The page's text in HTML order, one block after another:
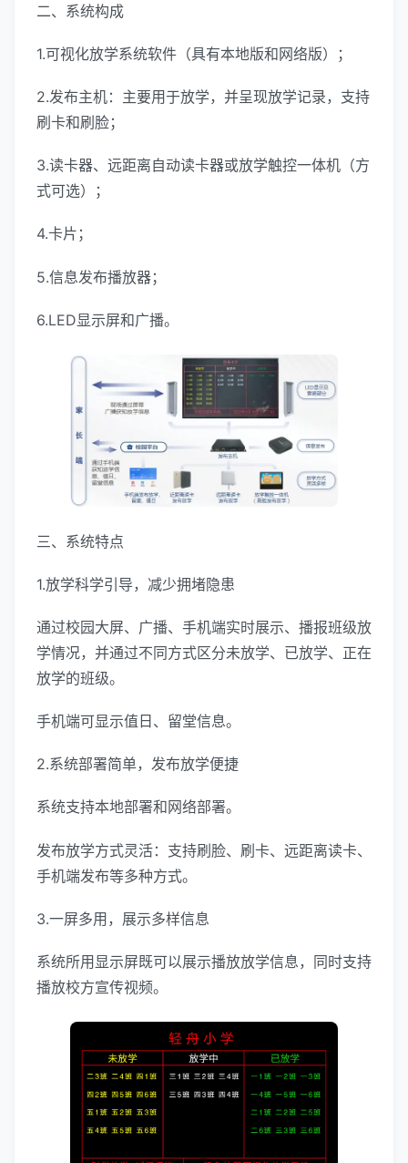
二、系统构成
1.可视化放学系统软件（具有本地版和网络版）；
2.发布主机：主要用于放学，并呈现放学记录，支持
刷卡和刷脸；
3.读卡器、远距离自动读卡器或放学触控一体机（方
式可选）；
4.卡片；
5.信息发布播放器；
6.LED显示屏和广播。
三、系统特点
1.放学科学引导，减少拥堵隐患
通过校园大屏、广播、手机端实时展示、播报班级放
学情况，并通过不同方式区分未放学、已放学、正在
放学的班级。
手机端可显示值日、留堂信息。
2.系统部署简单，发布放学便捷
系统支持本地部署和网络部署。
发布放学方式灵活：支持刷脸、刷卡、远距离读卡、
手机端发布等多种方式。
3.一屏多用，展示多样信息
系统所用显示屏既可以展示播放放学信息，同时支持
播放校方宣传视频。